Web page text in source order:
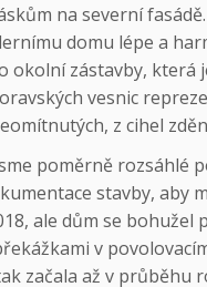
na severní
domu lépe a
okolní zástavby, která
vesnic
z cihel
poměrně rozsáhlé
stavby, aby
ale dům se bohužel
v
začala až v průběhu